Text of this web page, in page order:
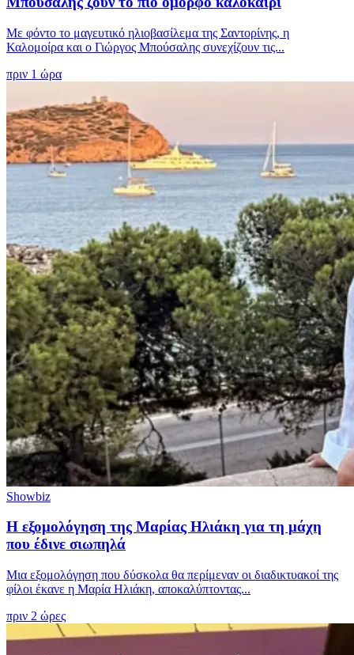
Με φόντο το μαγευτικό ηλιοβασίλεμα της Σαντορίνης, η
Καλομοίρα και ο Γιώργος Μπούσαλης συνεχίζουν τις...
πριν 1 ώρα
Showbiz
Η εξομολόγηση της Μαρίας Ηλιάκη για τη μάχη
που έδινε σιωπηλά
Μια εξομολόγηση που δύσκολα θα περίμεναν οι διαδικτυακοί της
φίλοι έκανε η Μαρία Ηλιάκη, αποκαλύπτοντας...
πριν 2 ώρες